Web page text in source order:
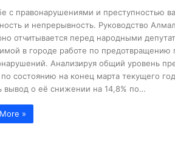
опыт...
выделяют кр...
свой автомо...
с правонарушениями и преступностью
и непрерывность. Руководство
отчитывается перед народными
в городе работе по предотвращению
Анализируя общий уровень
по состоянию на конец марта текущего
вывод о её снижении на 14,8% по…
»